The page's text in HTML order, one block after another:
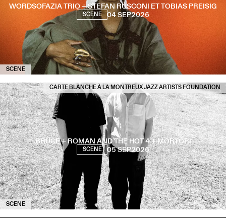
SCENE
WORDSOFAZIA TRIO + STEFAN RUSCONI ET TOBIAS PREISIG
SCENE 04 SEP2026
SCENE
CARTE BLANCHE À LA MONTREUX JAZZ ARTISTS FOUNDATION
BRUCE + ROMAN AND THE HOT 4 + MORTÒRI
SCENE 05 SEP2026